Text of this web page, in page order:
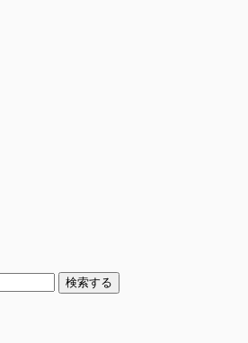
検索する